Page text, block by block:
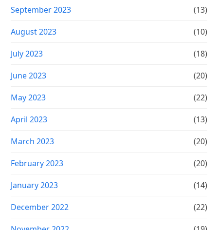
September 2023 (13)
August 2023 (10)
July 2023 (18)
June 2023 (20)
May 2023 (22)
April 2023 (13)
March 2023 (20)
February 2023 (20)
January 2023 (14)
December 2022 (22)